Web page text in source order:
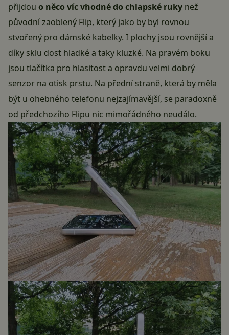
přijdou o něco víc vhodné do chlapské ruky než
původní zaoblený Flip, který jako by byl rovnou
stvořený pro dámské kabelky. I plochy jsou rovnější a
díky sklu dost hladké a taky kluzké. Na pravém boku
jsou tlačítka pro hlasitost a opravdu velmi dobrý
senzor na otisk prstu. Na přední straně, která by měla
být u ohebného telefonu nejzajímavější, se paradoxně
od předchozího Flipu nic mimořádného neudálo.